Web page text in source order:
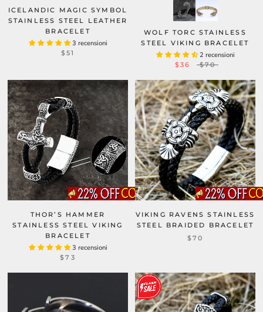
ICELANDIC MAGIC SYMBOL
STAINLESS STEEL LEATHER
BRACELET
3 recensioni
$51
WOLF TORC STAINLESS
STEEL VIKING BRACELET
2 recensioni
$36 $70
THOR’S HAMMER
STAINLESS STEEL VIKING
BRACELET
3 recensioni
$73
VIKING RAVENS STAINLESS
STEEL BRAIDED BRACELET
$70